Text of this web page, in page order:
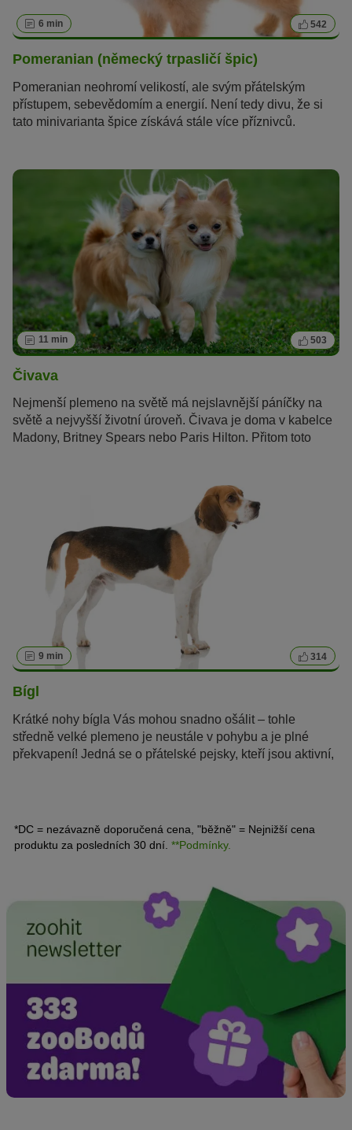
6 min 542
Pomeranian (německý trpasličí špic)
Pomeranian neohromí velikostí, ale svým přátelským
přístupem, sebevědomím a energií. Není tedy divu, že si
tato minivarianta špice získává stále více příznivců.
11 min 503
Čivava
Nejmenší plemeno na světě má nejslavnější páníčky na
světě a nejvyšší životní úroveň. Čivava je doma v kabelce
Madony, Britney Spears nebo Paris Hilton. Přitom toto
9 min 314
Bígl
Krátké nohy bígla Vás mohou snadno ošálit – tohle
středně velké plemeno je neustále v pohybu a je plné
překvapení! Jedná se o přátelské pejsky, kteří jsou aktivní,
*DC = nezávazně doporučená cena, "běžně" = Nejnižší cena
produktu za posledních 30 dní. **Podmínky.